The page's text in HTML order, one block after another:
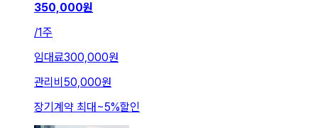
350,000원
/1주
임대료300,000원
관리비 50,000원
장기계약 최대 ~5%할인